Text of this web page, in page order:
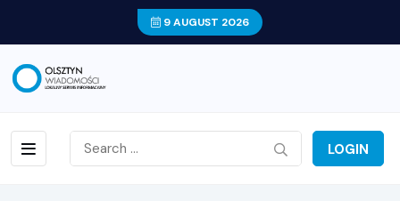
9 AUGUST 2026
LOGIN